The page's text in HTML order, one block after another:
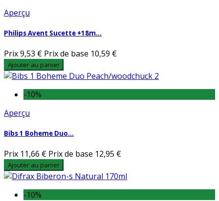
Aperçu
Philips Avent Sucette +18m...
Prix9,53 € Prix de base 10,59 €
Ajouter au panier
-10%
Aperçu
Bibs 1 Boheme Duo...
Prix 11,66 € Prix de base 12,95 €
Ajouter au panier
-10%